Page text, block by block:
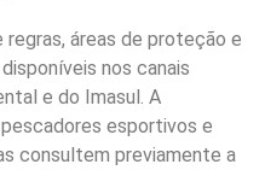
áreas de proteção e
nos canais
e do Imasul. A
esportivos e
consultem previamente a